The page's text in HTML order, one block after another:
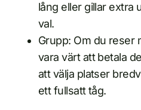
lång eller gillar extra
val.
Grupp: Om du reser
vara värt att betala
att välja platser
ett fullsatt tåg.